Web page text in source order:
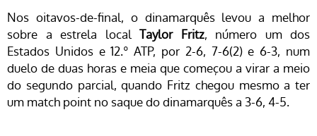
Nos oitavos-de-final, o dinamarquês levou a melhor
sobre a estrela local Taylor Fritz, número um dos
Estados Unidos e 12.º ATP, por 2-6, 7-6(2) e 6-3, num
duelo de duas horas e meia que começou a virar a meio
do segundo parcial, quando Fritz chegou mesmo a ter
um match point no saque do dinamarquês a 3-6, 4-5.